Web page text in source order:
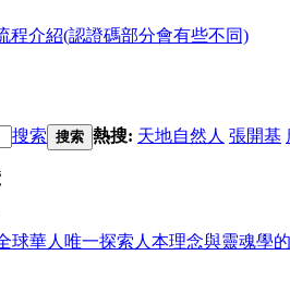
程介紹(認證碼部分會有些不同)
搜索 搜索 熱搜: 天地自然人 張開基
球華人唯一探索人本理念與靈魂學